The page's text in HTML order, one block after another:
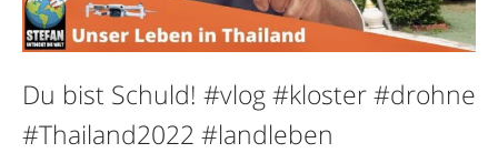
Du bist Schuld! #vlog #kloster #drohne
#Thailand2022 #landleben